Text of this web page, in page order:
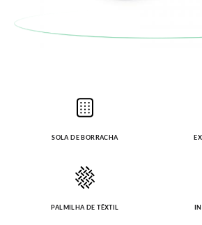
SOLA DE BORRACHA
PALMILHA DE TÊXTIL